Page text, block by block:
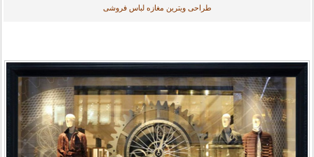
طراحی ویترین مغازه لباس فروشی